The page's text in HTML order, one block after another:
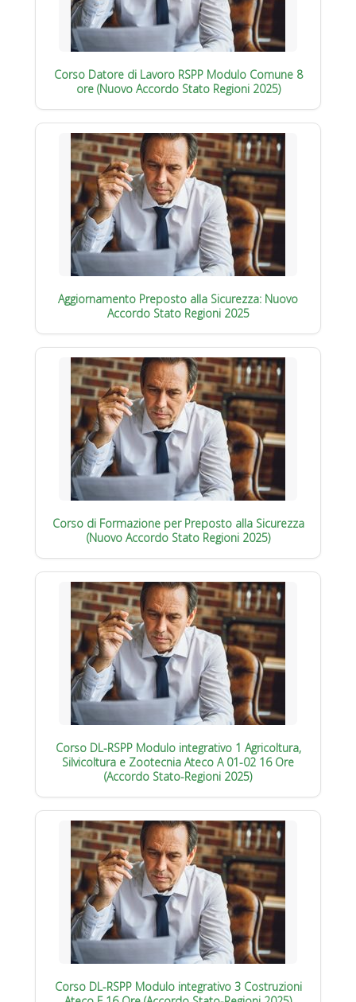
Corso Datore di Lavoro RSPP Modulo Comune 8
ore (Nuovo Accordo Stato Regioni 2025)
Aggiornamento Preposto alla Sicurezza: Nuovo
Accordo Stato Regioni 2025
Corso di Formazione per Preposto alla Sicurezza
(Nuovo Accordo Stato Regioni 2025)
Corso DL-RSPP Modulo integrativo 1 Agricoltura,
Silvicoltura e Zootecnia Ateco A 01-02 16 Ore
(Accordo Stato-Regioni 2025)
Corso DL-RSPP Modulo integrativo 3 Costruzioni